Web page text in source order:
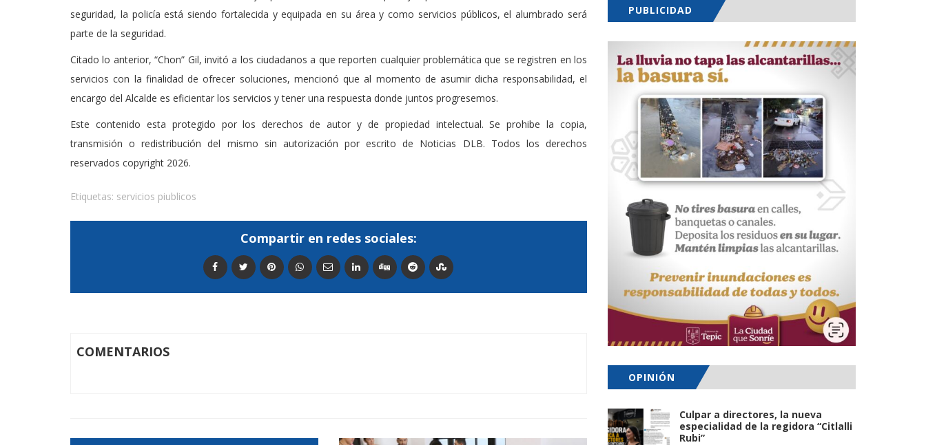
seguridad, la policía está siendo fortalecida y equipada en su área y como servicios públicos, el alumbrado será
parte de la seguridad.
Citado lo anterior, “Chon” Gil, invitó a los ciudadanos a que reporten cualquier problemática que se registren en los
servicios con la finalidad de ofrecer soluciones, mencionó que al momento de asumir dicha responsabilidad, el
encargo del Alcalde es eficientar los servicios y tener una respuesta donde juntos progresemos.
Este contenido esta protegido por los derechos de autor y de propiedad intelectual. Se prohibe la copia,
transmisión o redistribución del mismo sin autorización por escrito de Noticias DLB. Todos los derechos
reservados copyright 2026.
Etiquetas: servicios piublicos
Compartir en redes sociales:
COMENTARIOS
PUBLICIDAD
OPINIÓN
Culpar a directores, la nueva
especialidad de la regidora “Citlalli
Rubi”